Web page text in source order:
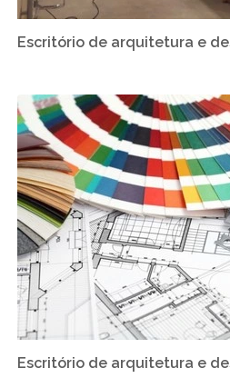
Escritório de arquitetura e
Escritório de arquitetura e